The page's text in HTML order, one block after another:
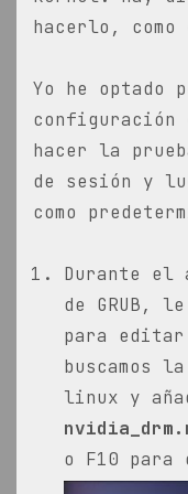
hacerlo, como
Yo he optado
configuración
hacer la
de sesión y
como
Durante el
de GRUB,
para
buscamos
linux y
o F10 para